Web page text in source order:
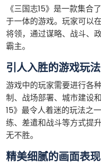
《三国志15》是一款集合
于一体的游戏。玩家可以
将领，通过谋略、战斗、
霸主。
引人入胜的游戏玩法
游戏中的玩家需要进行各
制、战场部署、城市建设
15》最令人着迷的玩法之
练、差遣和战斗等方式提
无不胜。
精美细腻的画面表现